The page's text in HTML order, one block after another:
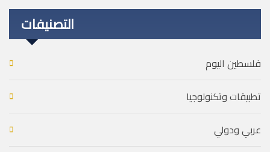
التصنيفات
فلسطين اليوم
تطبيقات وتكنولوجيا
عربي ودولي